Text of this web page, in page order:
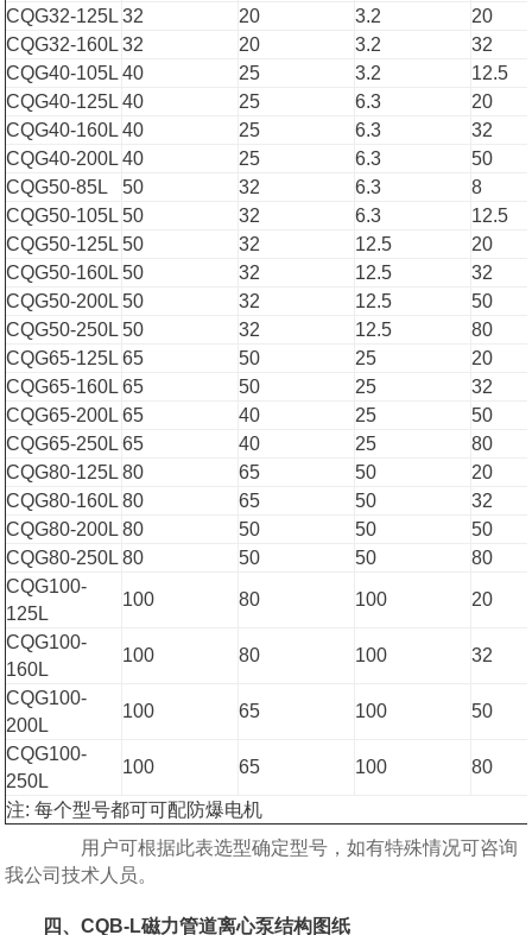
CQG32-125L 32 20 3.2
20
CQG32-160L 32 20 3.2
32
CQG40-105L 40 25 3.2
12.5
CQG40-125L 40 25 6.3
20
CQG40-160L 40 25 6.3
32
CQG40-200L 40 25 6.3
50
CQG50-85L
50 32 6.3
8
CQG50-105L 50 32 6.3
12.5
CQG50-125L 50 32 12.5
20
CQG50-160L 50 32 12.5
32
CQG50-200L 50 32 12.5
50
CQG50-250L 50 32 12.5
80
CQG65-125L 65 50 25
20
CQG65-160L 65 50 25
32
CQG65-200L 65 40 25
50
CQG65-250L 65 40 25
80
CQG80-125L 80 65 50
20
CQG80-160L 80 65 50
32
CQG80-200L 80 50 50
50
CQG80-250L 80 50 50
80
CQG100-
125L
100 80 100 20
CQG100-
160L
100 80 100 32
CQG100-
200L
100 65 100 50
CQG100-
250L
100 65 100 80
注: 每个型号都可可配防爆电机
用户可根据此表选型确定型号，如有特殊情况可咨询
我公司技术人员。
四、CQB-L磁力管道离心泵结构图纸